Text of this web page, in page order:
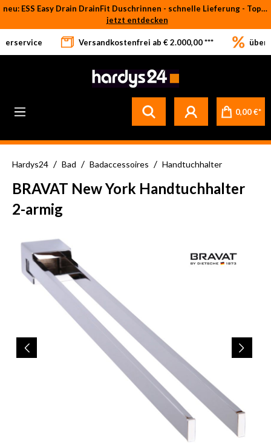
Zum Hauptinhalt springen
neu: ESS Easy Drain DrainFit Duschrinnen - schnelle Lieferung - Top-Preise
jetzt entdecken
Versandkostenfrei ab € 2.000,00 *** über
0,00 €*
Hardys24 / Bad / Badaccessoires / Handtuchhalter
BRAVAT New York Handtuchhalter
2-armig